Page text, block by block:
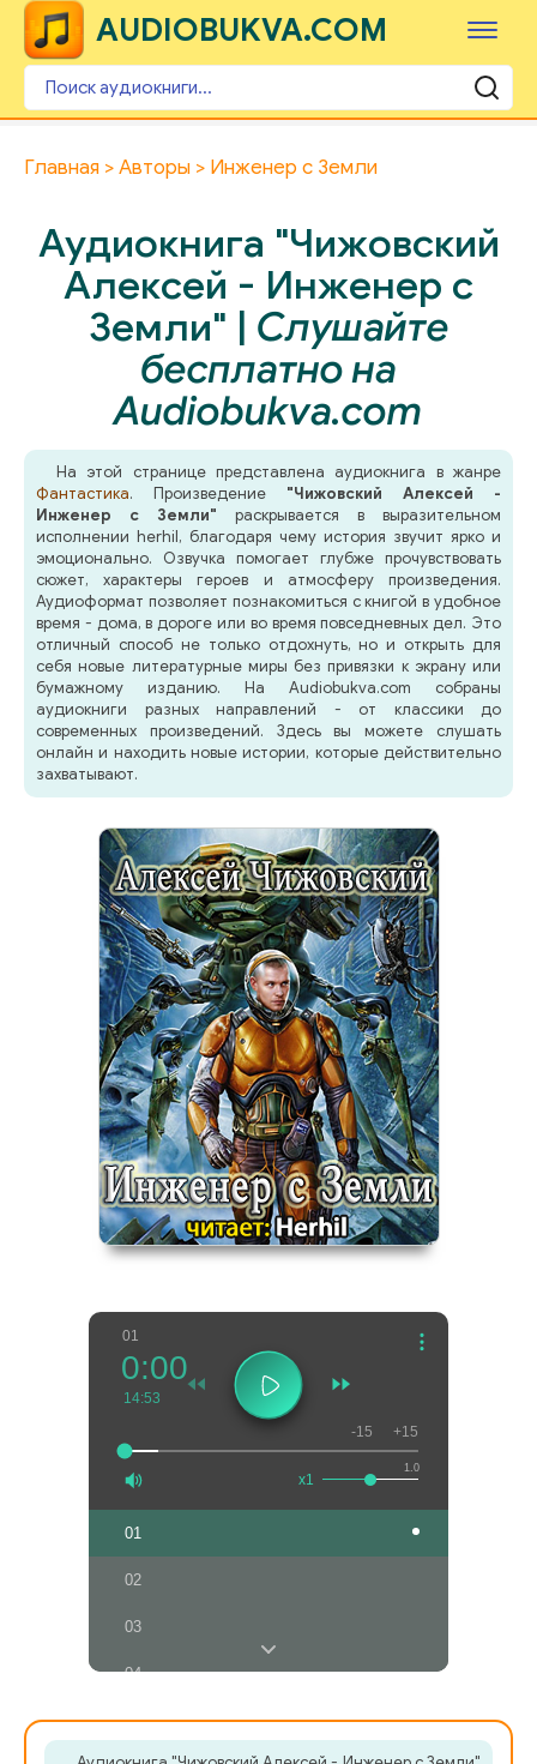
AUDIOBUKVA.COM
Главная Авторы Инженер с Земли
Аудиокнига "Чижовский
Алексей - Инженер с
Земли" | Слушайте
бесплатно на
Audiobukva.com
На этой странице представлена аудиокнига в жанре
Фантастика. Произведение "Чижовский Алексей -
Инженер с Земли" раскрывается в выразительном
исполнении herhil, благодаря чему история звучит ярко и
эмоционально. Озвучка помогает глубже прочувствовать
сюжет, характеры героев и атмосферу произведения.
Аудиоформат позволяет познакомиться с книгой в удобное
время - дома, в дороге или во время повседневных дел. Это
отличный способ не только отдохнуть, но и открыть для
себя новые литературные миры без привязки к экрану или
бумажному изданию. На Audiobukva.com собраны
аудиокниги разных направлений - от классики до
современных произведений. Здесь вы можете слушать
онлайн и находить новые истории, которые действительно
захватывают.
01
0:00
14:53
1.0
x1
-15 +15
01
02
03
04
05